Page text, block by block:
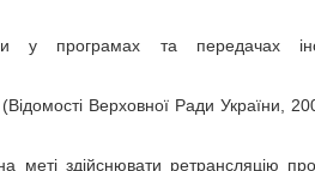
у програмах та передачах
Верховної Ради України,
меті здійснювати ретрансляцію